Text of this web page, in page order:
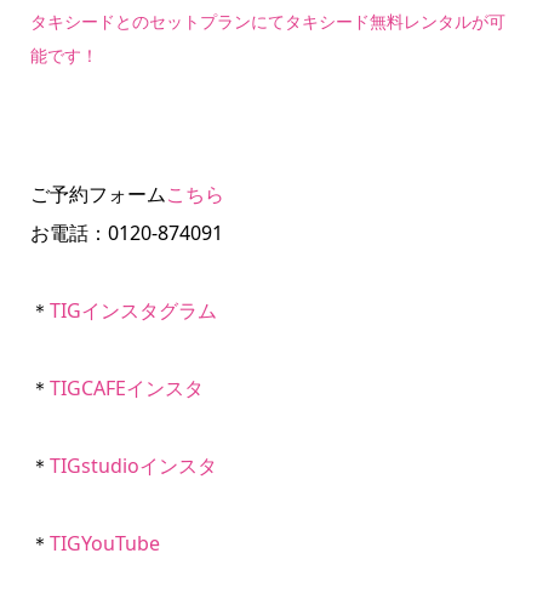
タキシードとのセットプランにてタキシード無料レンタルが可
能です！
ご予約フォームこちら
お電話：0120-874091
＊ TIGインスタグラム
＊ TIGCAFEインスタ
＊ TIGstudioインスタ
＊ TIGYouTube